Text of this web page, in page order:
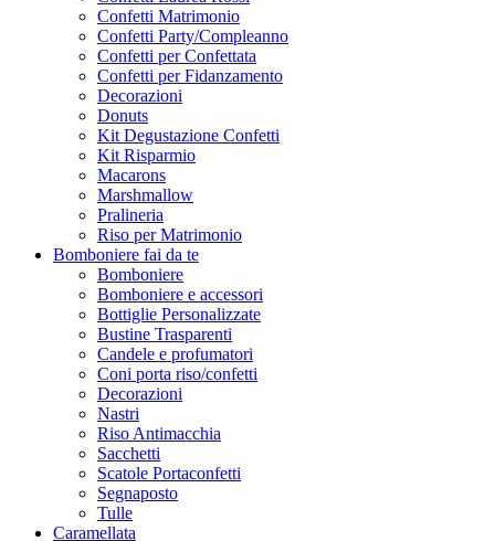
Confetti Matrimonio
Confetti Party/Compleanno
Confetti per Confettata
Confetti per Fidanzamento
Decorazioni
Donuts
Kit Degustazione Confetti
Kit Risparmio
Macarons
Marshmallow
Pralineria
Riso per Matrimonio
Bomboniere fai da te
Bomboniere
Bomboniere e accessori
Bottiglie Personalizzate
Bustine Trasparenti
Candele e profumatori
Coni porta riso/confetti
Decorazioni
Nastri
Riso Antimacchia
Sacchetti
Scatole Portaconfetti
Segnaposto
Tulle
Caramellata